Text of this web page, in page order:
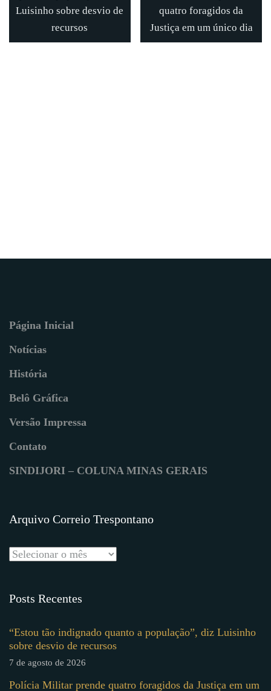
Luisinho sobre desvio de
recursos
quatro foragidos da
Justiça em um único dia
Página Inicial
Notícias
História
Belô Gráfica
Versão Impressa
Contato
SINDIJORI – COLUNA MINAS GERAIS
Arquivo Correio Trespontano
Posts Recentes
“Estou tão indignado quanto a população”, diz Luisinho
sobre desvio de recursos
7 de agosto de 2026
Polícia Militar prende quatro foragidos da Justiça em um